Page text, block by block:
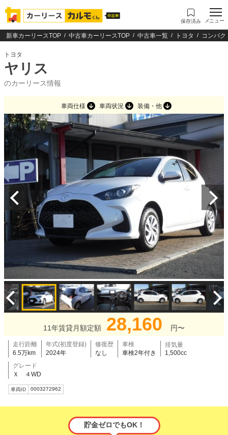
保存済み メニュー
新車カーリースTOP 中古車カーリースTOP 中古車一覧 トヨタ コンパク
トヨタ
ヤリス
のカーリース情報
車両仕様 車両状況 装備・他
11年賃貸月額定額 28,160 円〜
走行距離
6.5万km
年式(初度登録)
2024年
修復歴
なし
車検
車検2年付き
排気量
1,500cc
グレード
Ｘ ４WD
車両ID 0003272962
貯金ゼロでもOK！